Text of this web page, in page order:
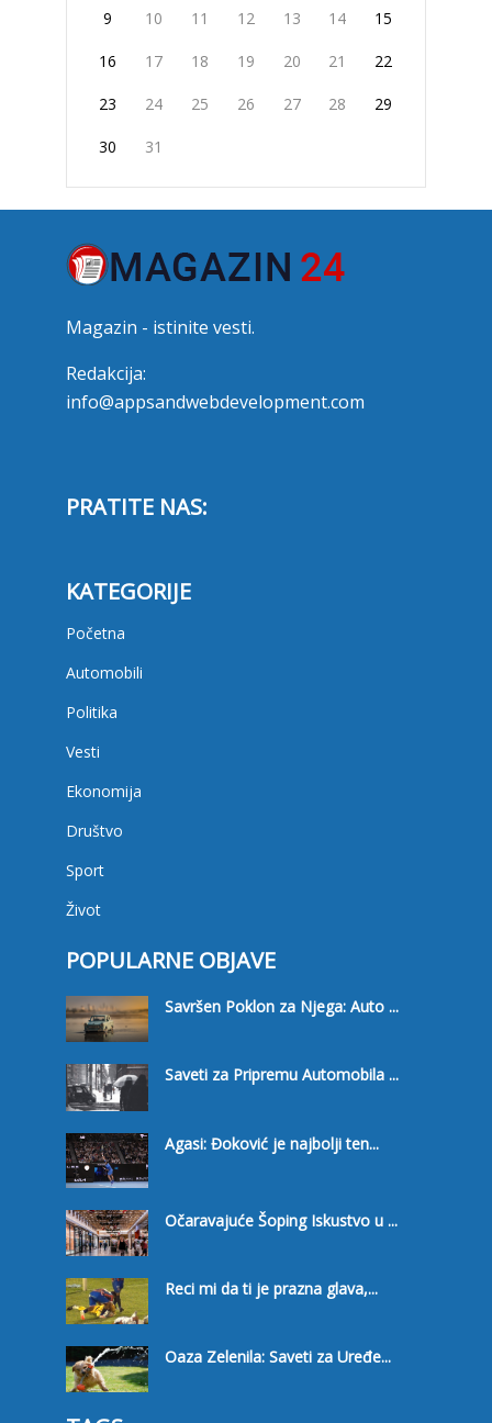
9 10 11 12 13 14 15
16 17 18 19 20 21 22
23 24 25 26 27 28 29
30 31
Magazin - istinite vesti.
Redakcija:
info@appsandwebdevelopment.com
PRATITE NAS:
KATEGORIJE
Početna
Automobili
Politika
Vesti
Ekonomija
Društvo
Sport
Život
POPULARNE OBJAVE
Savršen Poklon za Njega: Auto ...
Saveti za Pripremu Automobila ...
Agasi: Đoković je najbolji ten...
Očaravajuće Šoping Iskustvo u ...
Reci mi da ti je prazna glava,...
Oaza Zelenila: Saveti za Uređe...